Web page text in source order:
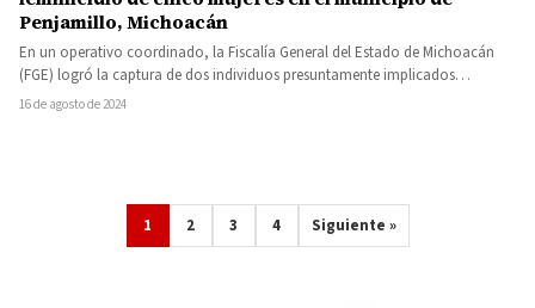
Penjamillo, Michoacán
En un operativo coordinado, la Fiscalía General del Estado de Michoacán
(FGE) logró la captura de dos individuos presuntamente implicados…
16 de agosto de 2024
1 2 3 4 Siguiente »